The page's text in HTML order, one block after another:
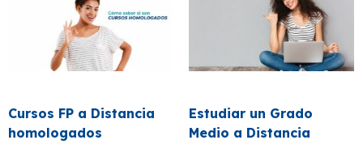
Cursos FP a Distancia
homologados
Estudiar un Grado
Medio a Distancia